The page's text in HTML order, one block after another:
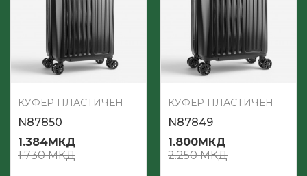
КУФЕР ПЛАСТИЧЕН
N87850
1.384МКД
1.730МКД
КУФЕР ПЛАСТИЧЕН
N87849
1.800МКД
2.250МКД